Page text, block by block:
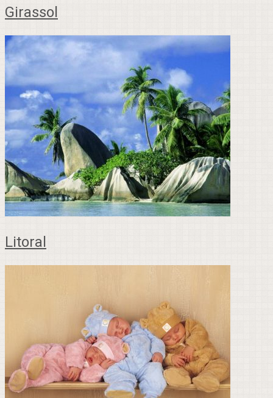
Girassol
Litoral